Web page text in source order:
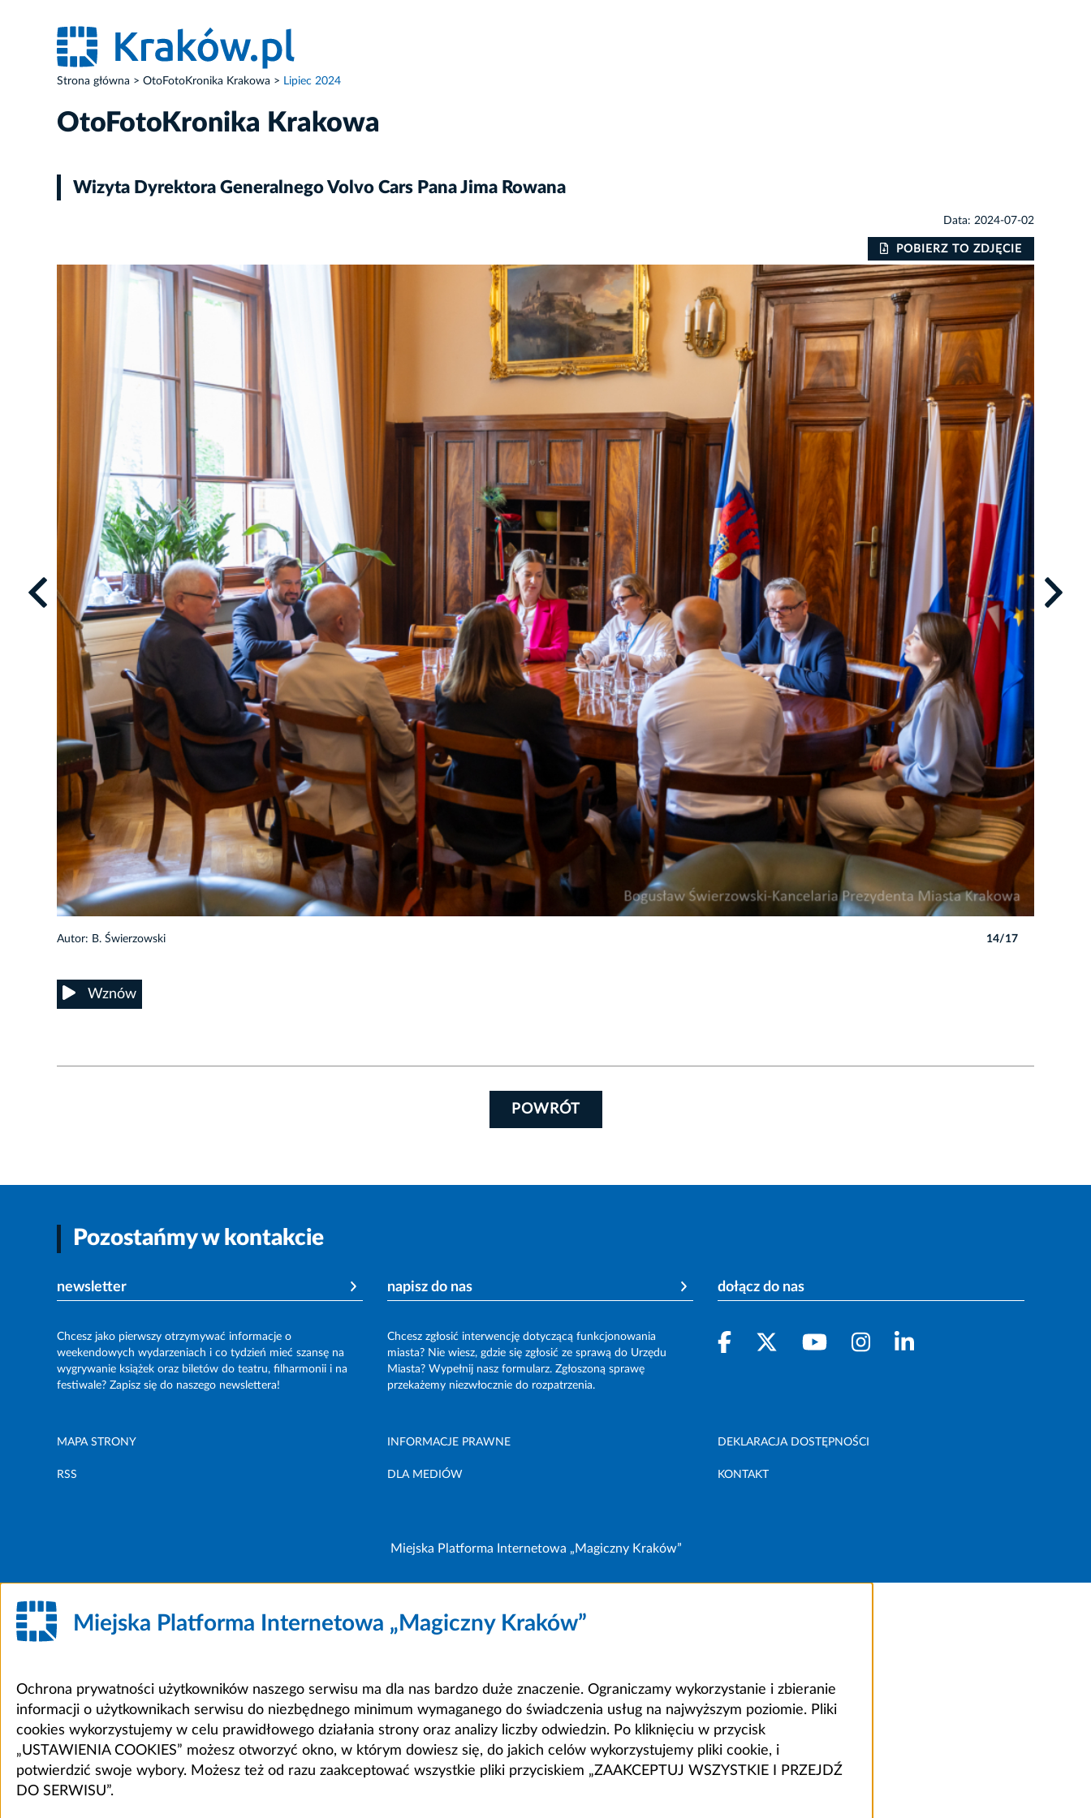
Strona główna OtoFotoKronika Krakowa Lipiec 2024
OtoFotoKronika Krakowa
Wizyta Dyrektora Generalnego Volvo Cars Pana Jima Rowana
Data: 2024-07-02
POBIERZ TO ZDJĘCIE
Autor: B. Świerzowski 14/17
Wznów
POWRÓT
Pozostańmy w kontakcie
newsletter
Chcesz jako pierwszy otrzymywać informacje o
weekendowych wydarzeniach i co tydzień mieć szansę na
wygrywanie książek oraz biletów do teatru, filharmonii i na
festiwale? Zapisz się do naszego newslettera!
napisz do nas
Chcesz zgłosić interwencję dotyczącą funkcjonowania
miasta? Nie wiesz, gdzie się zgłosić ze sprawą do Urzędu
Miasta? Wypełnij nasz formularz. Zgłoszoną sprawę
przekażemy niezwłocznie do rozpatrzenia.
dołącz do nas
MAPA STRONY INFORMACJE PRAWNE DEKLARACJA DOSTĘPNOŚCI
RSS DLA MEDIÓW KONTAKT
Miejska Platforma Internetowa „Magiczny Kraków”
Miejska Platforma Internetowa „Magiczny Kraków”
Ochrona prywatności użytkowników naszego serwisu ma dla nas bardzo duże znaczenie. Ograniczamy wykorzystanie i zbieranie
informacji o użytkownikach serwisu do niezbędnego minimum wymaganego do świadczenia usług na najwyższym poziomie. Pliki
cookies wykorzystujemy w celu prawidłowego działania strony oraz analizy liczby odwiedzin. Po kliknięciu w przycisk
„USTAWIENIA COOKIES” możesz otworzyć okno, w którym dowiesz się, do jakich celów wykorzystujemy pliki cookie, i
potwierdzić swoje wybory. Możesz też od razu zaakceptować wszystkie pliki przyciskiem „ZAAKCEPTUJ WSZYSTKIE I PRZEJDŹ
DO SERWISU”.